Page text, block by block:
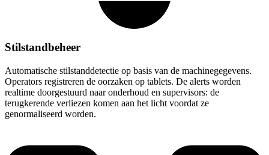
Stilstandbeheer
Automatische stilstanddetectie op basis van de machinegegevens.
Operators registreren de oorzaken op tablets. De alerts worden
realtime doorgestuurd naar onderhoud en supervisors: de
terugkerende verliezen komen aan het licht voordat ze
genormaliseerd worden.